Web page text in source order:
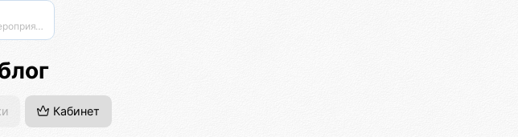
Онлайн-мероприятия Афиста Лаб
Кабинет